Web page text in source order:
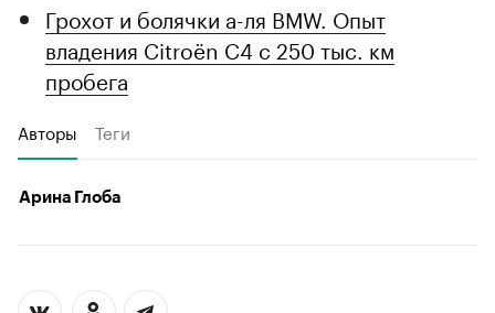
Грохот и болячки а-ля BMW. Опыт
владения Citroёn C4 с 250 тыс. км
пробега
Авторы Теги
Арина Глоба